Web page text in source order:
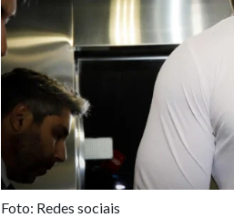
Foto: Redes sociais